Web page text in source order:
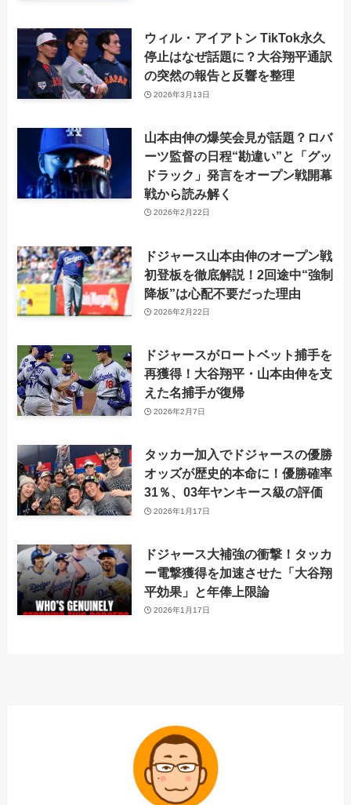
ウィル・アイアトン TikTok永久
停止はなぜ話題に？大谷翔平通訳
の突然の報告と反響を整理
2026年3月13日
山本由伸の爆笑会見が話題？ロバ
ーツ監督の日程“勘違い”と「グッ
ドラック」発言をオープン戦開幕
戦から読み解く
2026年2月22日
ドジャース山本由伸のオープン戦
初登板を徹底解説！2回途中“強制
降板”は心配不要だった理由
2026年2月22日
ドジャースがロートベット捕手を
再獲得！大谷翔平・山本由伸を支
えた名捕手が復帰
2026年2月7日
タッカー加入でドジャースの優勝
オッズが歴史的本命に！優勝確率
31％、03年ヤンキース級の評価
2026年1月17日
ドジャース大補強の衝撃！タッカ
ー電撃獲得を加速させた「大谷翔
平効果」と年俸上限論
2026年1月17日